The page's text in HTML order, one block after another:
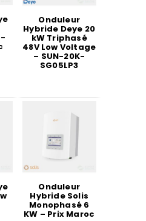
Onduleur
Hybride Deye 20
kW Triphasé
48V Low Voltage
– SUN-20K-
SG05LP3
Onduleur
Hybride Solis
Monophasé 6
KW – Prix Maroc